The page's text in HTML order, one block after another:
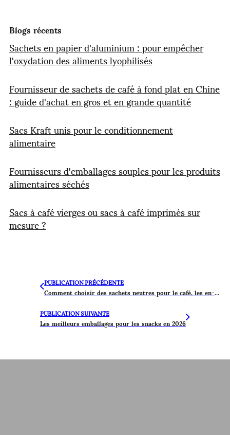
Blogs récents
Sachets en papier d'aluminium : pour empêcher
l'oxydation des aliments lyophilisés
Fournisseur de sachets de café à fond plat en Chine
: guide d'achat en gros et en grande quantité
Sacs Kraft unis pour le conditionnement
alimentaire
Fournisseurs d'emballages souples pour les produits
alimentaires séchés
Sacs à café vierges ou sacs à café imprimés sur
mesure ?
PUBLICATION PRÉCÉDENTE Comment choisir des sachets neutres pour le café, les en-cas et la poudre
PUBLICATION SUIVANTE
Les meilleurs emballages pour les snacks en 2026